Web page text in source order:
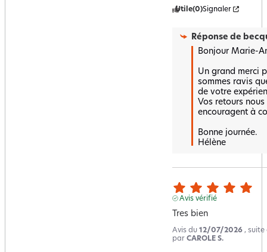
Utile(0)Signaler
Réponse de
Bonjour Marie-
Un grand merci
sommes ravis
de votre
Vos retours
encouragent à
Bonne journée.
Hélène
Avis vérifié
Tres bien
Avis du 12/07/2026 , suite
par CAROLE S.